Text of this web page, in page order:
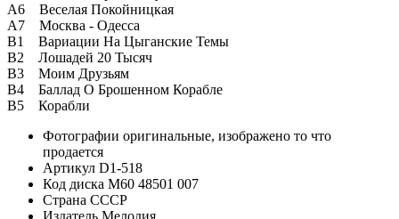
А6 Веселая Покойницкая
А7 Москва - Одесса
В1 Вариации На Цыганские Темы
В2 Лошадей 20 Тысяч
В3 Моим Друзьям
В4 Баллад О Брошенном Корабле
В5 Корабли
Фотографии оригинальные, изображено то что
продается
Артикул D1-518
Код диска М60 48501 007
Страна СССР
Издатель Мелодия